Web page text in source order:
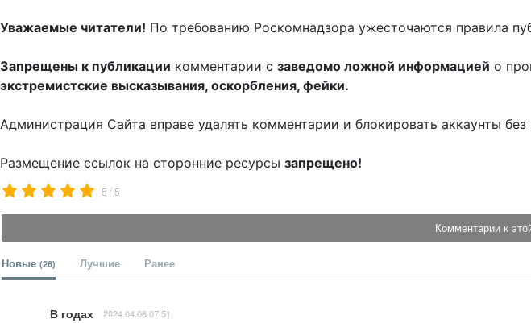
Уважаемые читатели! По требованию Роскомнадзора ужесточаются правила
Запрещены к публикации комментарии с заведомо ложной информацией о
экстремистские высказывания, оскорбления, фейки.
Администрация Сайта вправе удалять комментарии и блокировать аккаунты
Размещение ссылок на сторонние ресурсы запрещено!
5 / 5
Комментарии к
Новые (26) Лучшие Ранее
В годах 2024.04.06 07:51